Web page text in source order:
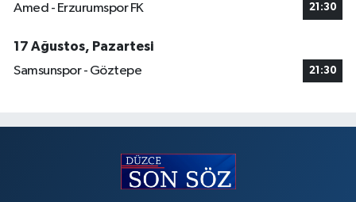
Amed - Erzurumspor FK 21:30
17 Ağustos, Pazartesi
Samsunspor - Göztepe
21:30